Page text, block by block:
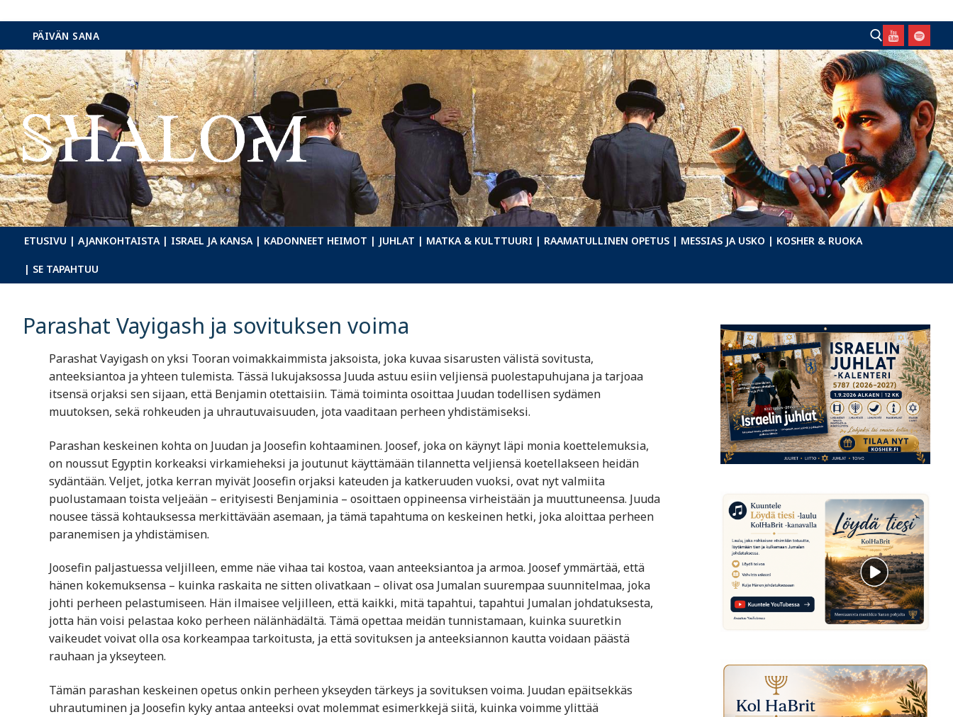
Hyppää
sisältöön
PÄIVÄN SANA
Hae:
ETUSIVU | AJANKOHTAISTA | ISRAEL JA KANSA | KADONNEET HEIMOT | JUHLAT | MATKA & KULTTUURI | RAAMATULLINEN OPETUS | MESSIAS JA USKO | KOSHER & RUOKA
| SE TAPAHTUU
Parashat Vayigash ja sovituksen voima
Parashat Vayigash on yksi Tooran voimakkaimmista jaksoista, joka kuvaa sisarusten välistä sovitusta,
anteeksiantoa ja yhteen tulemista. Tässä lukujaksossa Juuda astuu esiin veljiensä puolestapuhujana ja tarjoaa
itsensä orjaksi sen sijaan, että Benjamin otettaisiin. Tämä toiminta osoittaa Juudan todellisen sydämen
muutoksen, sekä rohkeuden ja uhrautuvaisuuden, jota vaaditaan perheen yhdistämiseksi.
Parashan keskeinen kohta on Juudan ja Joosefin kohtaaminen. Joosef, joka on käynyt läpi monia koettelemuksia,
on noussut Egyptin korkeaksi virkamieheksi ja joutunut käyttämään tilannetta veljiensä koetellakseen heidän
sydäntään. Veljet, jotka kerran myivät Joosefin orjaksi kateuden ja katkeruuden vuoksi, ovat nyt valmiita
puolustamaan toista veljeään – erityisesti Benjaminia – osoittaen oppineensa virheistään ja muuttuneensa. Juuda
nousee tässä kohtauksessa merkittävään asemaan, ja tämä tapahtuma on keskeinen hetki, joka aloittaa perheen
paranemisen ja yhdistämisen.
Joosefin paljastuessa veljilleen, emme näe vihaa tai kostoa, vaan anteeksiantoa ja armoa. Joosef ymmärtää, että
hänen kokemuksensa – kuinka raskaita ne sitten olivatkaan – olivat osa Jumalan suurempaa suunnitelmaa, joka
johti perheen pelastumiseen. Hän ilmaisee veljilleen, että kaikki, mitä tapahtui, tapahtui Jumalan johdatuksesta,
jotta hän voisi pelastaa koko perheen nälänhädältä. Tämä opettaa meidän tunnistamaan, kuinka suuretkin
vaikeudet voivat olla osa korkeampaa tarkoitusta, ja että sovituksen ja anteeksiannon kautta voidaan päästä
rauhaan ja ykseyteen.
Tämän parashan keskeinen opetus onkin perheen ykseyden tärkeys ja sovituksen voima. Juudan epäitsekkäs
uhrautuminen ja Joosefin kyky antaa anteeksi ovat molemmat esimerkkejä siitä, kuinka voimme ylittää